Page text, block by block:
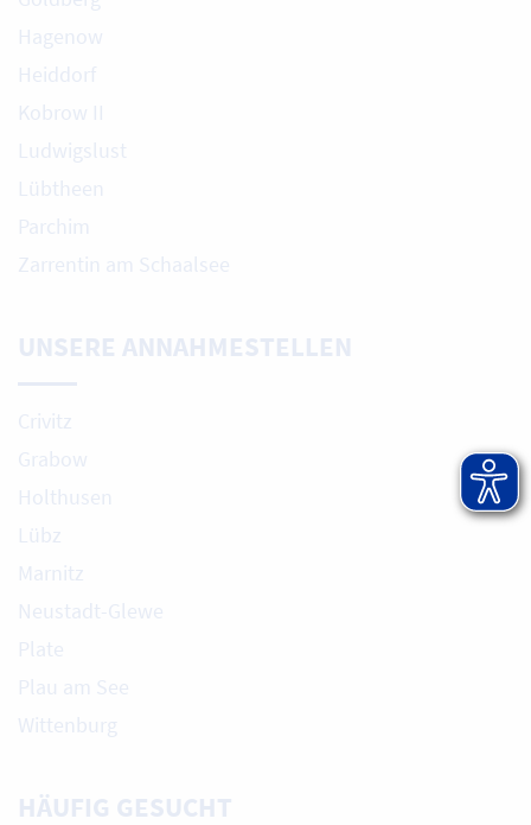
Hagenow
Heiddorf
Kobrow II
Ludwigslust
Lübtheen
Parchim
Zarrentin am Schaalsee
UNSERE ANNAHMESTELLEN
Crivitz
Grabow
Holthusen
Lübz
Marnitz
Neustadt-Glewe
Plate
Plau am See
Wittenburg
HÄUFIG GESUCHT